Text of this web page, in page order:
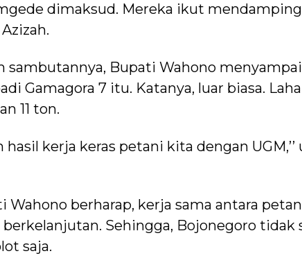
dimaksud. Mereka ikut
sambutannya, Bupati Wahono
Gamagora 7 itu. Katanya, luar biasa.
11 ton.
hasil kerja keras petani kita dengan
Wahono berharap, kerja sama antara
Sehingga, Bojonegoro tidak
saja.